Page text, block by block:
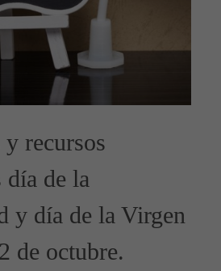
recursos
día de la
y día de la Virgen
de octubre.